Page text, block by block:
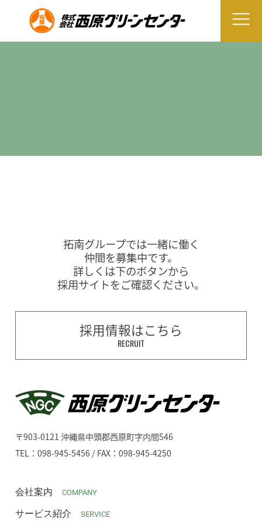
拓南グループでは一緒に働く
仲間を募集中です。
詳しくは下のボタンから
採用サイトをご確認ください。
採用情報はこちら
RECRUIT
〒903-0121 沖縄県中頭郡西原町字内間546
TEL：098-945-5456 / FAX：098-945-4250
会社案内 COMPANY
サービス紹介 SERVICE